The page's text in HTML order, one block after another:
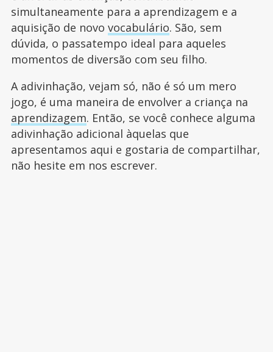
simultaneamente para a aprendizagem e a
aquisição de novo vocabulário. São, sem
dúvida, o passatempo ideal para aqueles
momentos de diversão com seu filho.
A adivinhação, vejam só, não é só um mero
jogo, é uma maneira de envolver a criança na
aprendizagem. Então, se você conhece alguma
adivinhação adicional àquelas que
apresentamos aqui e gostaria de compartilhar,
não hesite em nos escrever.